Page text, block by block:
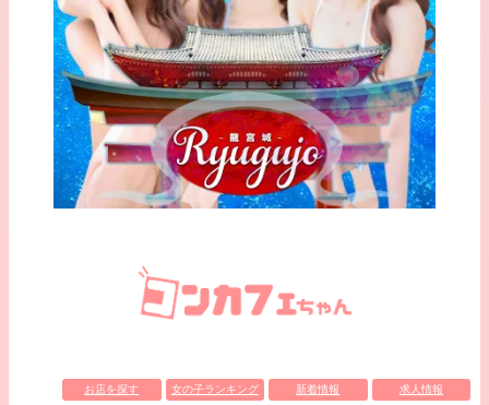
お店を探す 女の子ランキング 新着情報 求人情報